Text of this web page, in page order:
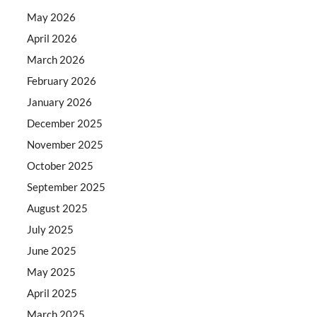
May 2026
April 2026
March 2026
February 2026
January 2026
December 2025
November 2025
October 2025
September 2025
August 2025
July 2025
June 2025
May 2025
April 2025
March 2025